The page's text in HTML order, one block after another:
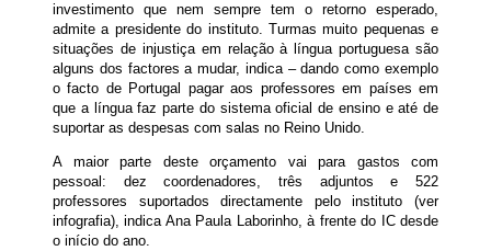
investimento que nem sempre tem o retorno esperado,
admite a presidente do instituto. Turmas muito pequenas e
situações de injustiça em relação à língua portuguesa são
alguns dos factores a mudar, indica – dando como exemplo
o facto de Portugal pagar aos professores em países em
que a língua faz parte do sistema oficial de ensino e até de
suportar as despesas com salas no Reino Unido.
A maior parte deste orçamento vai para gastos com
pessoal: dez coordenadores, três adjuntos e 522
professores suportados directamente pelo instituto (ver
infografia), indica Ana Paula Laborinho, à frente do IC desde
o início do ano.